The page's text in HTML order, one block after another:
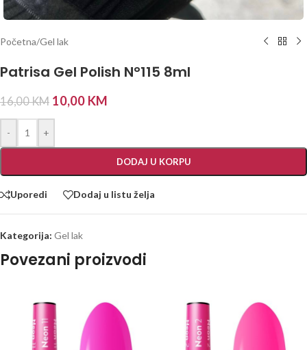
Početna/Gel lak
Patrisa Gel Polish N°115 8ml
16,00KM 10,00 KM
- +
DODAJ U KORPU
Uporedi Dodaj u listu želja
Kategorija: Gel lak
Povezani proizvodi